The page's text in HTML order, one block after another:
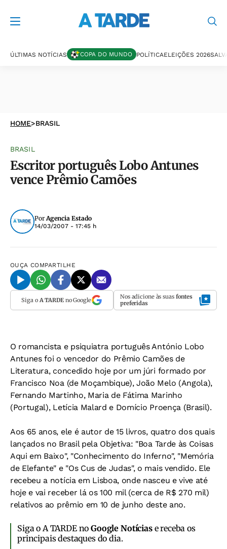
ÚLTIMAS NOTÍCIAS COPA DO MUNDO POLÍTICAELEIÇÕES 2026
HOME>BRASIL
BRASIL
Escritor português Lobo Antunes
vence Prêmio Camões
PorAgencia Estado
14/03/2007 - 17:45 h
OUÇA COMPARTILHE
Siga o A TARDEno Google Nos adicione às suas fontes
preferidas
O romancista e psiquiatra português António Lobo
Antunes foi o vencedor do Prêmio Camões de
Literatura, concedido hoje por um júri formado por
Francisco Noa (de Moçambique), João Melo (Angola),
Fernando Martinho, Maria de Fátima Marinho
(Portugal), Letícia Malard e Domício Proença (Brasil).
Aos 65 anos, ele é autor de 15 livros, quatro dos quais
lançados no Brasil pela Objetiva: "Boa Tarde às Coisas
Aqui em Baixo", "Conhecimento do Inferno", "Memória
de Elefante" e "Os Cus de Judas", o mais vendido. Ele
recebeu a notícia em Lisboa, onde nasceu e vive até
hoje e vai receber lá os 100 mil (cerca de R$ 270 mil)
relativos ao prêmio em 10 de junho deste ano.
Siga o A TARDE noGoogle Notíciase receba os
principais destaques do dia.